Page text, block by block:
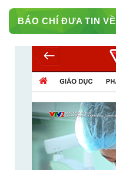
BÁO CHÍ ĐƯA TIN